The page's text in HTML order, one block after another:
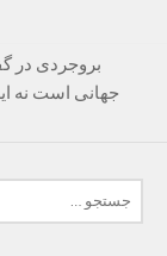
بروجردی در
جهانی است نه
برای: